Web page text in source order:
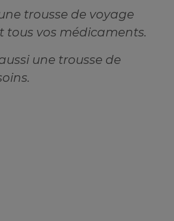
trousse de voyage
tous vos médicaments.
une trousse de